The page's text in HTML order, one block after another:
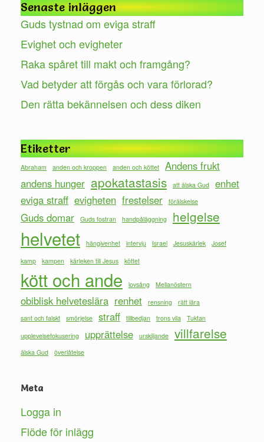
Senaste inläggen
Guds tystnad om eviga straff
Evighet och evigheter
Raka spåret till makt och framgång?
Vad betyder att förgås och vara förlorad?
Den rätta bekännelsen och dess diken
Etiketter
Abraham anden och kroppen anden och köttet
Andens frukt
andens hunger apokatastasis att älska Gud
enhet
eviga straff evigheten frestelser förälskelse
Guds domar Guds fostran handpåläggning helgelse
helvetet hängivenhet intervju Israel Jesuskärlek
Josef
kamp
kampen kärleken till Jesus köttet
kött och ande lovsång Mellanöstern
obiblisk helveteslära renhet rensning
rätt lära
sant och falskt
smörjelse straff tillbedjan trons vila
Tuktan
upplevelsefokusering
upprättelse urskiljande villfarelse
älska Gud överlåtelse
Meta
Logga in
Flöde för inlägg